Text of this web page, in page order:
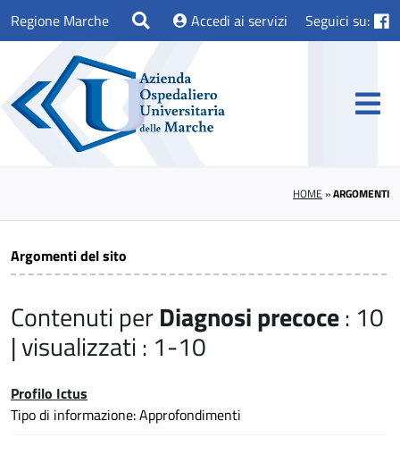
Regione Marche Accedi ai servizi Seguici su:
HOME »ARGOMENTI
Argomenti del sito
Contenuti perDiagnosi precoce: 10
| visualizzati : 1-10
Profilo Ictus
Tipo di informazione: Approfondimenti